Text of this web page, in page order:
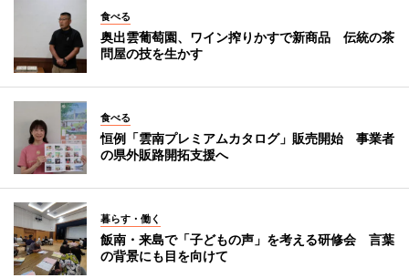
食べる
奥出雲葡萄園、ワイン搾りかすで新商品 伝統の茶
問屋の技を生かす
食べる
恒例「雲南プレミアムカタログ」販売開始 事業者
の県外販路開拓支援へ
暮らす・働く
飯南・来島で「子どもの声」を考える研修会 言葉
の背景にも目を向けて